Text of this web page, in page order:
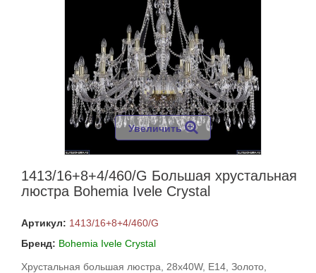
Увеличить
1413/16+8+4/460/G Большая хрустальная
люстра Bohemia Ivele Crystal
Артикул: 1413/16+8+4/460/G
Бренд: Bohemia Ivele Crystal
Хрустальная большая люстра, 28x40W, E14, Золото,